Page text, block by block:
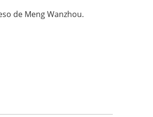
de Meng Wanzhou.